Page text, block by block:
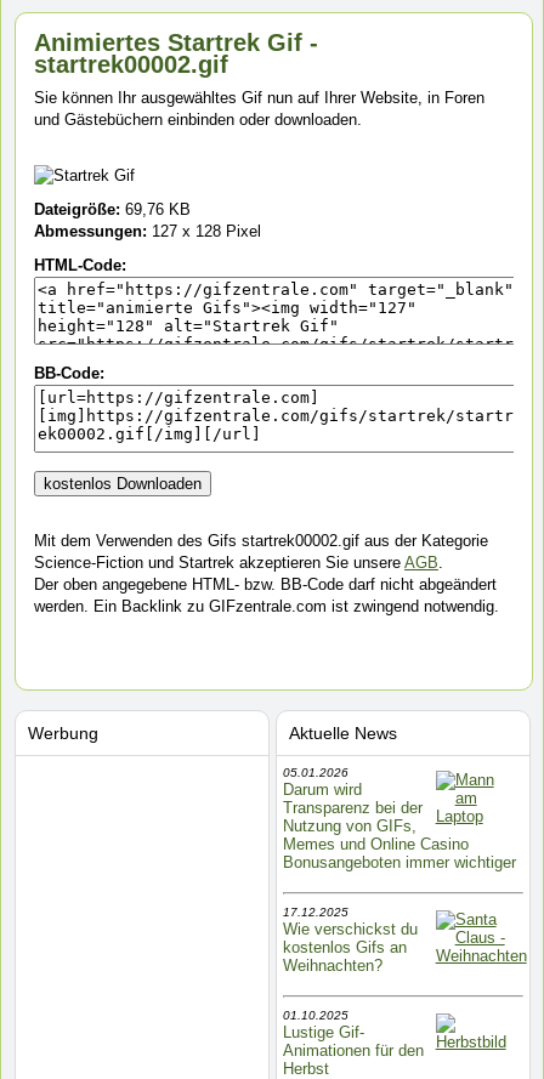
Animiertes Startrek Gif -
startrek00002.gif
Sie können Ihr ausgewähltes Gif nun auf Ihrer Website, in Foren
und Gästebüchern einbinden oder downloaden.
Dateigröße: 69,76 KB
Abmessungen: 127 x 128 Pixel
HTML-Code:
BB-Code:
Mit dem Verwenden des Gifs startrek00002.gif aus der Kategorie
Science-Fiction und Startrek akzeptieren Sie unsere AGB.
Der oben angegebene HTML- bzw. BB-Code darf nicht abgeändert
werden. Ein Backlink zu GIFzentrale.com ist zwingend notwendig.
Aktuelle News
05.01.2026
Darum wird
Transparenz bei der
Nutzung von GIFs,
Memes und Online Casino
Bonusangeboten immer wichtiger
17.12.2025
Wie verschickst du
kostenlos Gifs an
Weihnachten?
01.10.2025
Lustige Gif-
Animationen für den
Herbst
Werbung